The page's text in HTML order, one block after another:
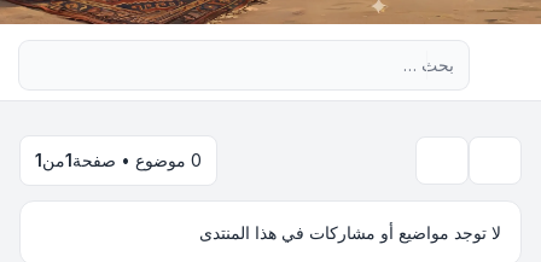
0 موضوع • صفحة 1من1
لا توجد مواضيع أو مشاركات في هذا المنتدى